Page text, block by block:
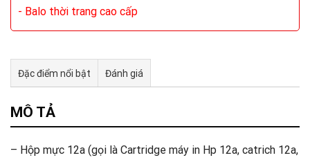
- Balo thời trang cao cấp
Đặc điểm nổi bật Đánh giá
Tư vấn & bán hàng qua Facebook
MÔ TẢ
– Hộp mực 12a (gọi là Cartridge máy in Hp 12a, catrich 12a,